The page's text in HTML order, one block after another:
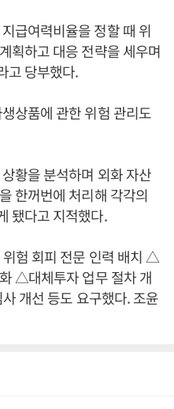
급여력비율을 정할 때 위
획하고 대응 전략을 세우며
고 당부했다.
상품에 관한 위험 관리도
황을 분석하며 외화 자산
한꺼번에 처리해 각각의
됐다고 지적했다.
험 회피 전문 인력 배치 △
△대체투자 업무 절차 개
개선 등도 요구했다. 조윤